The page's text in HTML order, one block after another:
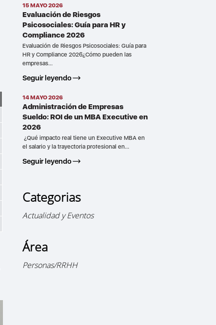
15 MAYO 2026
Evaluación de Riesgos
Psicosociales: Guía para HR y
Compliance 2026
Evaluación de Riesgos Psicosociales: Guía para
HR y Compliance 2026¿Cómo pueden las
empresas...
Seguir leyendo
14 MAYO 2026
Administración de Empresas
Sueldo: ROI de un MBA Executive en
2026
¿Qué impacto real tiene un Executive MBA en
el salario y la trayectoria profesional en...
Seguir leyendo
Categorias
Actualidad y Eventos
Área
Personas/RRHH